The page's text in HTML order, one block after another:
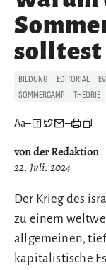
solltest
BILDUNG EDITORIAL
SOMMERCAMP
THEORIE
Aa– –
von der Redaktion
22. Juli. 2024
Der Krieg des
zu einem
allgemeinen,
kapitalistische